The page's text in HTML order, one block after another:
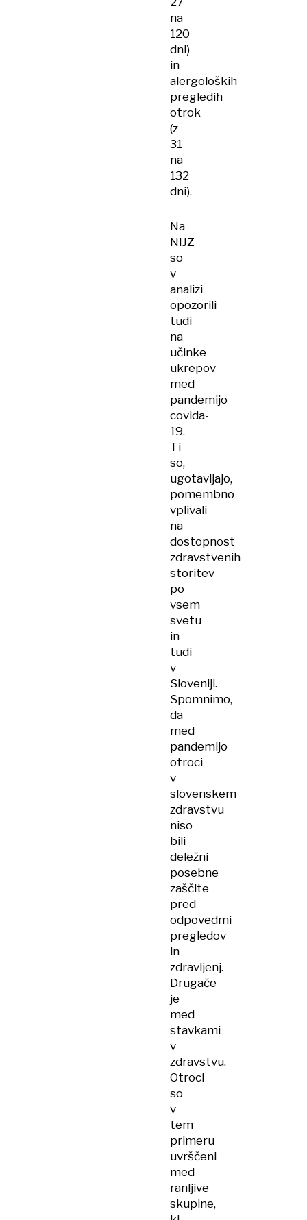
na
120
dni)
in
alergoloških
pregledih
otrok
(z
31
na
132
dni).
Na
NIJZ
so
v
analizi
opozorili
tudi
na
učinke
ukrepov
med
pandemijo
covida-
19.
Ti
so,
ugotavljajo,
pomembno
vplivali
na
dostopnost
zdravstvenih
storitev
po
vsem
svetu
in
tudi
v
Sloveniji.
Spomnimo,
da
med
pandemijo
otroci
v
slovenskem
zdravstvu
niso
bili
deležni
posebne
zaščite
pred
odpovedmi
pregledov
in
zdravljenj.
Drugače
je
med
stavkami
v
zdravstvu.
Otroci
so
v
tem
primeru
uvrščeni
med
ranljive
skupine,